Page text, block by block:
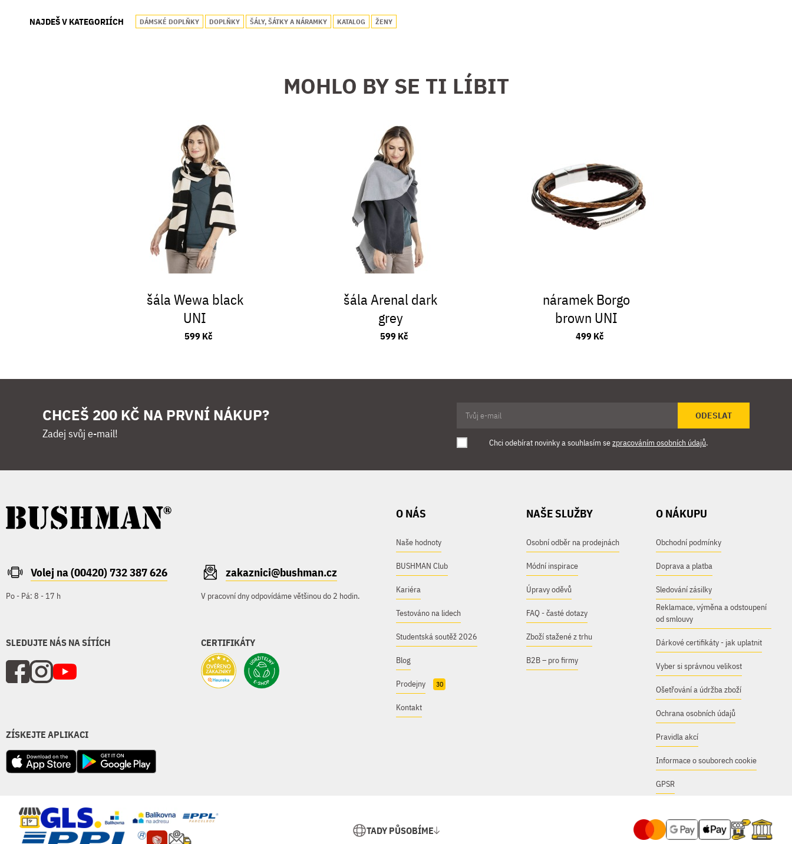
NAJDEŠ V KATEGORIÍCH DÁMSKÉ DOPLŇKY DOPLŇKY ŠÁLY, ŠÁTKY A NÁRAMKY KATALOG ŽENY
MOHLO BY SE TI LÍBIT
šála Wewa black
UNI
599 Kč
šála Arenal dark
grey
599 Kč
náramek Borgo
brown UNI
499 Kč
CHCEŠ 200 KČ NA PRVNÍ NÁKUP?
Zadej svůj e-mail!
ODESLAT
Chci odebírat novinky a souhlasím sezpracováním osobních údajů.
Volej na (00420) 732 387 626
Po - Pá: 8 - 17 h
zakaznici@bushman.cz
V pracovní dny odpovídáme většinou do 2 hodin.
SLEDUJTE NÁS NA SÍTÍCH CERTIFIKÁTY
ZÍSKEJTE APLIKACI
O NÁS
Naše hodnoty
BUSHMAN Club
Kariéra
Testováno na lidech
Studentská soutěž 2026
Blog
Prodejny 30
Kontakt
NAŠE SLUŽBY
Osobní odběr na prodejnách
Módní inspirace
Úpravy oděvů
FAQ - časté dotazy
Zboží stažené z trhu
B2B – pro firmy
O NÁKUPU
Obchodní podmínky
Doprava a platba
Sledování zásilky
Reklamace, výměna a odstoupení
od smlouvy
Dárkové certifikáty - jak uplatnit
Vyber si správnou velikost
Ošetřování a údržba zboží
Ochrana osobních údajů
Pravidla akcí
Informace o souborech cookie
GPSR
TADY PŮSOBÍME